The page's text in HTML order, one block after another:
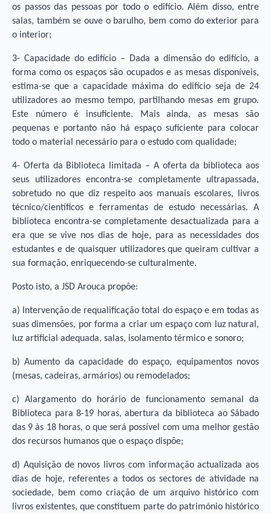
os passos das pessoas por todo o edifício. Além disso, entre
salas, também se ouve o barulho, bem como do exterior para
o interior;
3- Capacidade do edifício – Dada a dimensão do edifício, a
forma como os espaços são ocupados e as mesas disponíveis,
estima-se que a capacidade máxima do edifício seja de 24
utilizadores ao mesmo tempo, partilhando mesas em grupo.
Este número é insuficiente. Mais ainda, as mesas são
pequenas e portanto não há espaço suficiente para colocar
todo o material necessário para o estudo com qualidade;
4- Oferta da Biblioteca limitada – A oferta da biblioteca aos
seus utilizadores encontra-se completamente ultrapassada,
sobretudo no que diz respeito aos manuais escolares, livros
técnico/científicos e ferramentas de estudo necessárias. A
biblioteca encontra-se completamente desactualizada para a
era que se vive nos dias de hoje, para as necessidades dos
estudantes e de quaisquer utilizadores que queiram cultivar a
sua formação, enriquecendo-se culturalmente.
Posto isto, a JSD Arouca propõe:
a) Intervenção de requalificação total do espaço e em todas as
suas dimensões, por forma a criar um espaço com luz natural,
luz artificial adequada, salas, isolamento térmico e sonoro;
b) Aumento da capacidade do espaço, equipamentos novos
(mesas, cadeiras, armários) ou remodelados;
c) Alargamento do horário de funcionamento semanal da
Biblioteca para 8-19 horas, abertura da biblioteca ao Sábado
das 9 às 18 horas, o que será possível com uma melhor gestão
dos recursos humanos que o espaço dispõe;
d) Aquisição de novos livros com informação actualizada aos
dias de hoje, referentes a todos os sectores de atividade na
sociedade, bem como criação de um arquivo histórico com
livros existentes, que constituem parte do património histórico